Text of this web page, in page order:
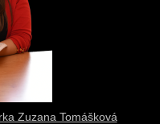
Zuzana Tomášková